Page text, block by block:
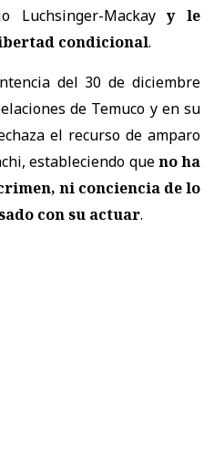
Luchsinger-Mackayy le
condicional.
del 30 de diciembre
de Temuco y en su
el recurso de amparo
estableciendo queno ha
ni conciencia de lo
con su actuar.